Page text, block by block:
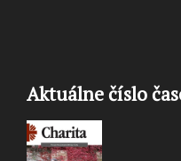
Aktuálne číslo